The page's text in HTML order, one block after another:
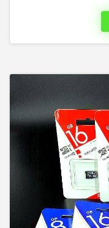
Лучшие